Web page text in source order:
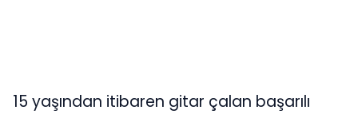
15 yaşından itibaren gitar çalan başarılı